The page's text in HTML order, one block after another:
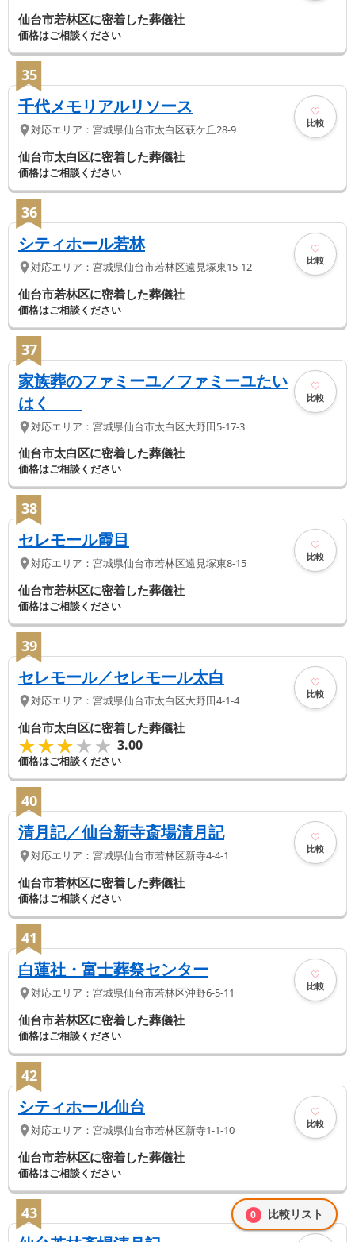
仙台市若林区に密着した葬儀社
価格はご相談ください
35
千代メモリアルリソース
対応エリア： 宮城県仙台市太白区萩ケ丘28-9 比較
仙台市太白区に密着した葬儀社
価格はご相談ください
36
シティホール若林
対応エリア： 宮城県仙台市若林区遠見塚東15-12 比較
仙台市若林区に密着した葬儀社
価格はご相談ください
37
家族葬のファミーユ／ファミーユたい
はく
対応エリア： 宮城県仙台市太白区大野田5-17-3
比較
仙台市太白区に密着した葬儀社
価格はご相談ください
38
セレモール霞目
対応エリア： 宮城県仙台市若林区遠見塚東8-15 比較
仙台市若林区に密着した葬儀社
価格はご相談ください
39
セレモール／セレモール太白
対応エリア： 宮城県仙台市太白区大野田4-1-4 比較
仙台市太白区に密着した葬儀社
★★★★★
★★★★★ 3.00
価格はご相談ください
40
清月記／仙台新寺斎場清月記
対応エリア： 宮城県仙台市若林区新寺4-4-1 比較
仙台市若林区に密着した葬儀社
価格はご相談ください
41
白蓮社・富士葬祭センター
対応エリア： 宮城県仙台市若林区沖野6-5-11 比較
仙台市若林区に密着した葬儀社
価格はご相談ください
42
シティホール仙台
対応エリア： 宮城県仙台市若林区新寺1-1-10 比較
仙台市若林区に密着した葬儀社
価格はご相談ください
43 0 比較リスト